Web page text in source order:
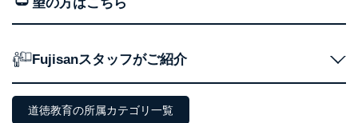
個人情報は、同意を得ずに目的外利用、第三者への提
供・開示は行いません。当社においてはこれらの取り組
ます。また、目的外利用を行わないために、適切な管理
措置を講じます。
法令遵守
望の方はこちら
Fujisanスタッフがご紹介
道徳教育の所属カテゴリ一覧